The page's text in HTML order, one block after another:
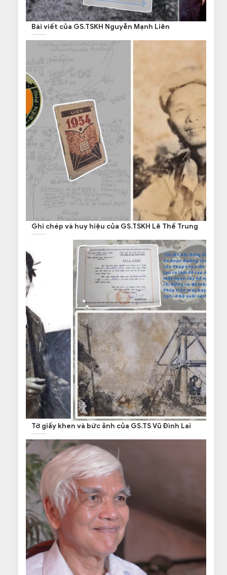
Bài viết của GS.TSKH Nguyễn Mạnh Liên
Ghi chép và huy hiệu của GS.TSKH Lê Thế Trung
Tờ giấy khen và bức ảnh của GS.TS Vũ Đình Lai